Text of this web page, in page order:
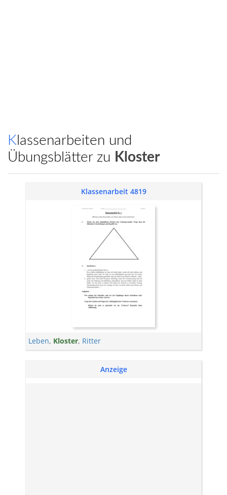
Klassenarbeiten und
Übungsblätter zu Kloster
Klassenarbeit 4819
Leben, Kloster, Ritter
Anzeige